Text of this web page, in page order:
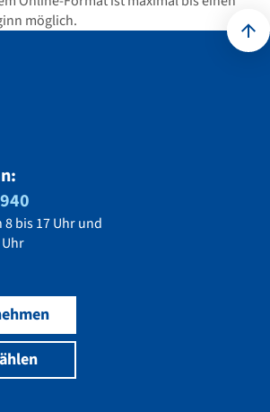
möglich.
8 bis 17 Uhr und
Uhr